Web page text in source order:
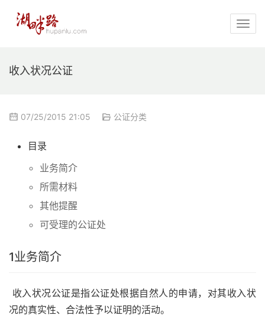
收入状况公证
07/25/2015 21:05 公证分类
目录
业务简介
所需材料
其他提醒
可受理的公证处
1业务简介
收入状况公证是指公证处根据自然人的申请，对其收入状
况的真实性、合法性予以证明的活动。